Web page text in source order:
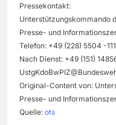
Pressekontakt:
Unterstützungskommando
Presse- und
Telefon: +49 (228) 5504 -
Nach Dienst: +49 (151)
Original-Content von:
Presse- und
Quelle: ots